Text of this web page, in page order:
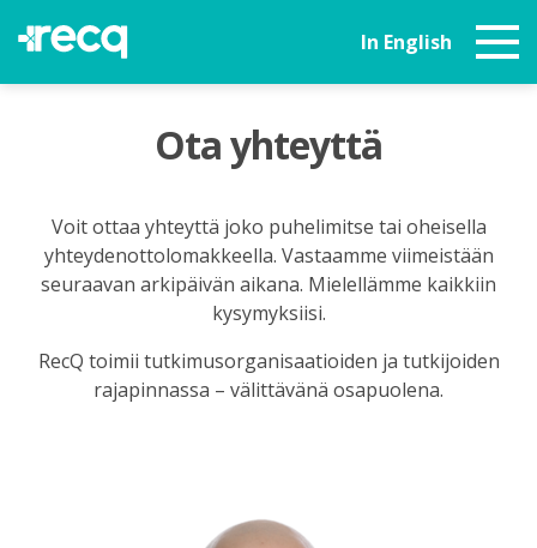
In English
Ota yhteyttä
Voit ottaa yhteyttä joko puhelimitse tai oheisella
yhteydenottolomakkeella. Vastaamme viimeistään
seuraavan arkipäivän aikana. Mielellämme kaikkiin
kysymyksiisi.
RecQ toimii tutkimusorganisaatioiden ja tutkijoiden
rajapinnassa – välittävänä osapuolena.